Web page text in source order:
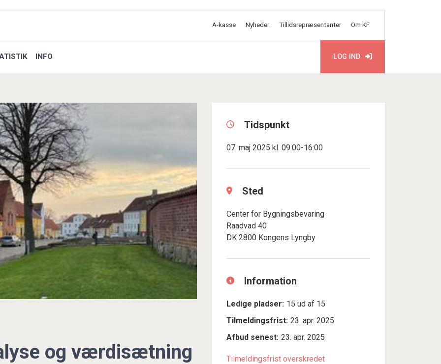
A-kasse Nyheder Tillidsrepræsentanter Om KF
INFO LOG IND
og værdisætning
Tidspunkt
07. maj 2025 kl. 09:00-16:00
Sted
Center for Bygningsbevaring
Raadvad 40
DK 2800 Kongens Lyngby
Information
Ledige pladser: 15 ud af 15
Tilmeldingsfrist: 23. apr. 2025
Afbud senest: 23. apr. 2025
Tilmeldingsfrist overskredet